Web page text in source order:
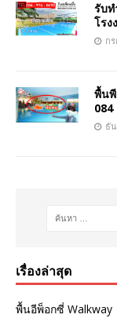
รับ
โรง
ก
พื้น
084
ธั
เรื่องล่าสุด
พื้นอีพ็อกซี่ Walkway